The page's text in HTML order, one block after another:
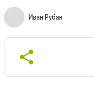
Иван Рубан